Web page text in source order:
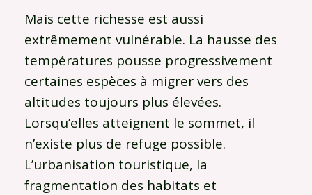
Mais cette richesse est aussi
extrêmement vulnérable. La hausse des
températures pousse progressivement
certaines espèces à migrer vers des
altitudes toujours plus élevées.
Lorsqu’elles atteignent le sommet, il
n’existe plus de refuge possible.
L’urbanisation touristique, la
fragmentation des habitats et